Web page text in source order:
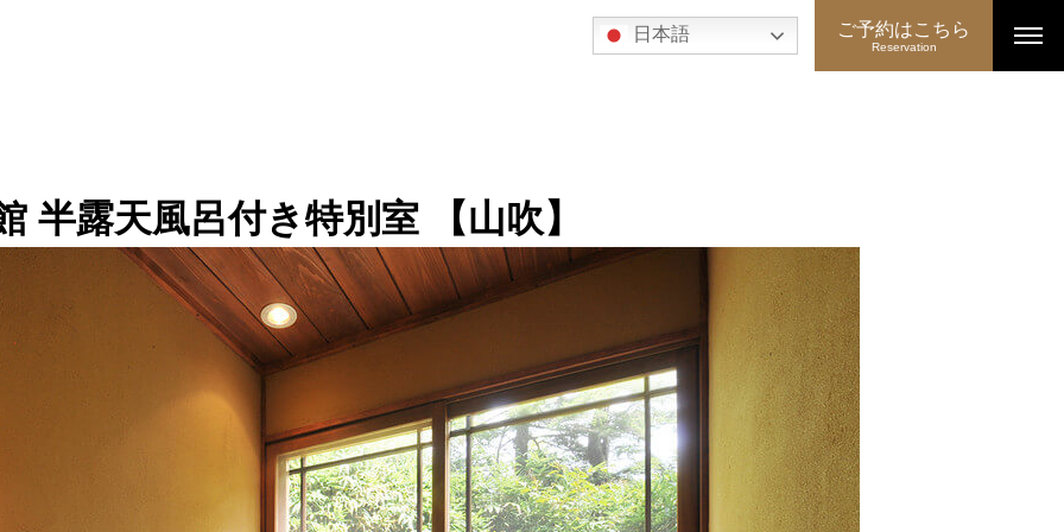
日本語 ご予約はこちら
Reservation
半露天風呂付き特別室 【山吹】